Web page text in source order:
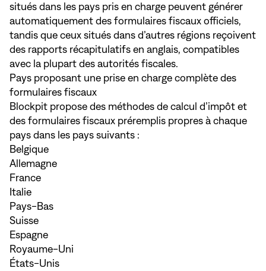
situés dans les pays pris en charge peuvent générer
automatiquement des formulaires fiscaux officiels,
tandis que ceux situés dans d’autres régions reçoivent
des rapports récapitulatifs en anglais, compatibles
avec la plupart des autorités fiscales.
Pays proposant une prise en charge complète des
formulaires fiscaux
Blockpit propose des méthodes de calcul d’impôt et
des formulaires fiscaux préremplis propres à chaque
pays dans les pays suivants :
Belgique
Allemagne
France
Italie
Pays-Bas
Suisse
Espagne
Royaume-Uni
États-Unis